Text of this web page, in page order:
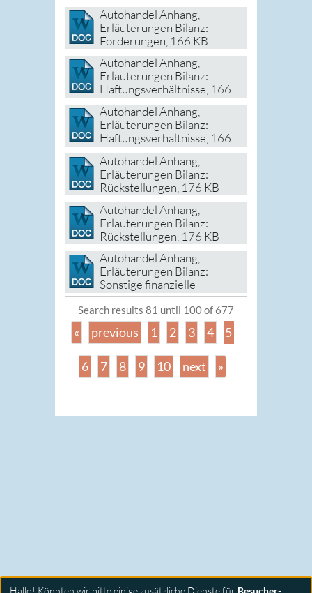
Autohandel Anhang,
Erläuterungen Bilanz:
Forderungen , 166 KB
Autohandel Anhang,
Erläuterungen Bilanz:
Haftungsverhältnisse , 166
KB
Autohandel Anhang,
Erläuterungen Bilanz:
Haftungsverhältnisse , 166
KB
Autohandel Anhang,
Erläuterungen Bilanz:
Rückstellungen , 176 KB
Autohandel Anhang,
Erläuterungen Bilanz:
Rückstellungen , 176 KB
Autohandel Anhang,
Erläuterungen Bilanz:
Sonstige finanzielle
Verpflichtungen, 173 KB
Search results 81 until 100 of 677
« previous 1 2 3 4 5
6 7 8 9 10 next »
Hallo! Könnten wir bitte einige zusätzliche Dienste für Besucher-